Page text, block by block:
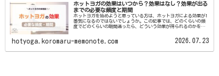
ホットヨガの効果はいつから？効果はなし？効果が出る
までの必要な頻度と期間
ホットヨガを始めようと思っている方は、ホットヨガによる効果が1
番気になるのではないでしょうか。この記事では、どのくらいの頻
度でどのくらいの期間通ったら、どういう効果が得られるのかを詳
hotyoga.koromaru-memonote.com 2026.07.23